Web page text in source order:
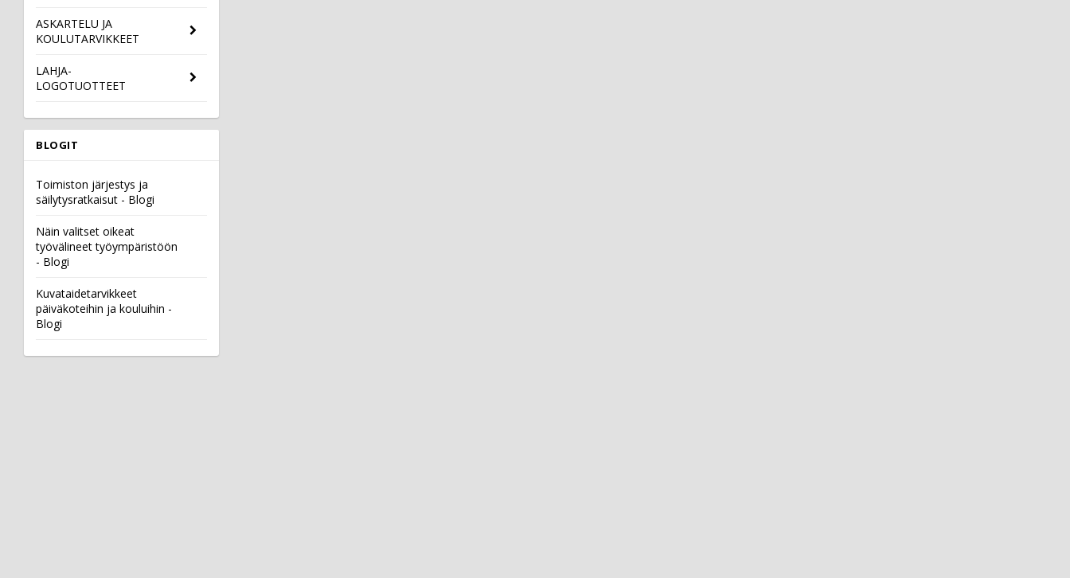
ASKARTELU JA
KOULUTARVIKKEET
LAHJA-
LOGOTUOTTEET
BLOGIT
Toimiston järjestys ja
säilytysratkaisut - Blogi
Näin valitset oikeat
työvälineet työympäristöön
- Blogi
Kuvataidetarvikkeet
päiväkoteihin ja kouluihin -
Blogi